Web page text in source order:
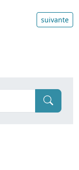
suivante